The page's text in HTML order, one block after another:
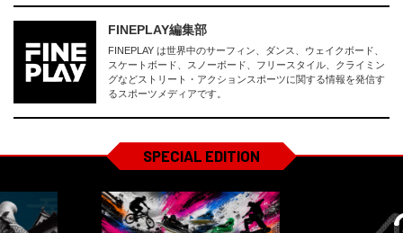
FINEPLAY編集部
FINEPLAY は世界中のサーフィン、ダンス、ウェイクボード、
スケートボード、スノーボード、フリースタイル、クライミン
グなどストリート・アクションスポーツに関する情報を発信す
るスポーツメディアです。
SPECIAL EDITION